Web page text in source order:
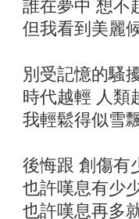
誰在夢中 想不
但我看到美麗
別受記憶的騷
時代越輕 人類
我輕鬆得似雪
後悔跟 創傷有
也許嘆息有少
也許嘆息再多